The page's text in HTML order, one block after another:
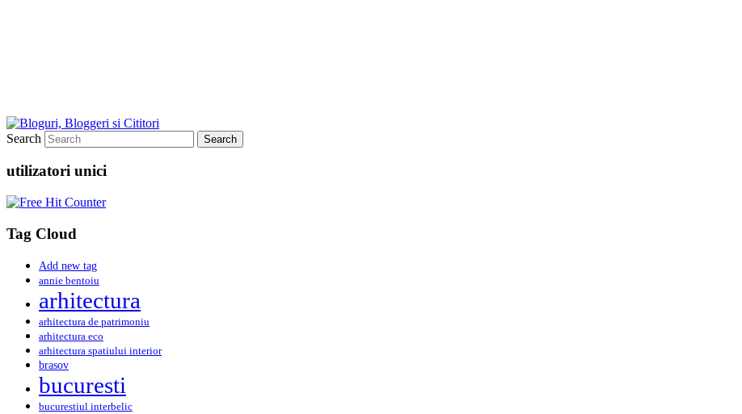
Search
utilizatori unici
Tag Cloud
Add new tag
annie bentoiu
arhitectura
arhitectura de patrimoniu
arhitectura eco
arhitectura spatiului interior
brasov
bucuresti
bucurestiul interbelic